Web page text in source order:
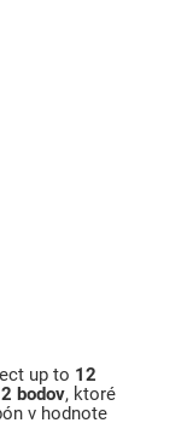
up to 12
bodov, ktoré
v hodnote